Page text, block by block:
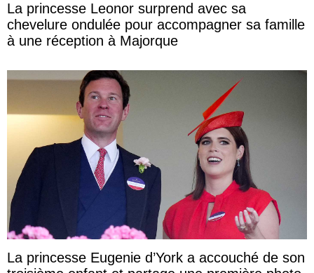
La princesse Leonor surprend avec sa
chevelure ondulée pour accompagner sa famille
à une réception à Majorque
La princesse Eugenie d’York a accouché de son